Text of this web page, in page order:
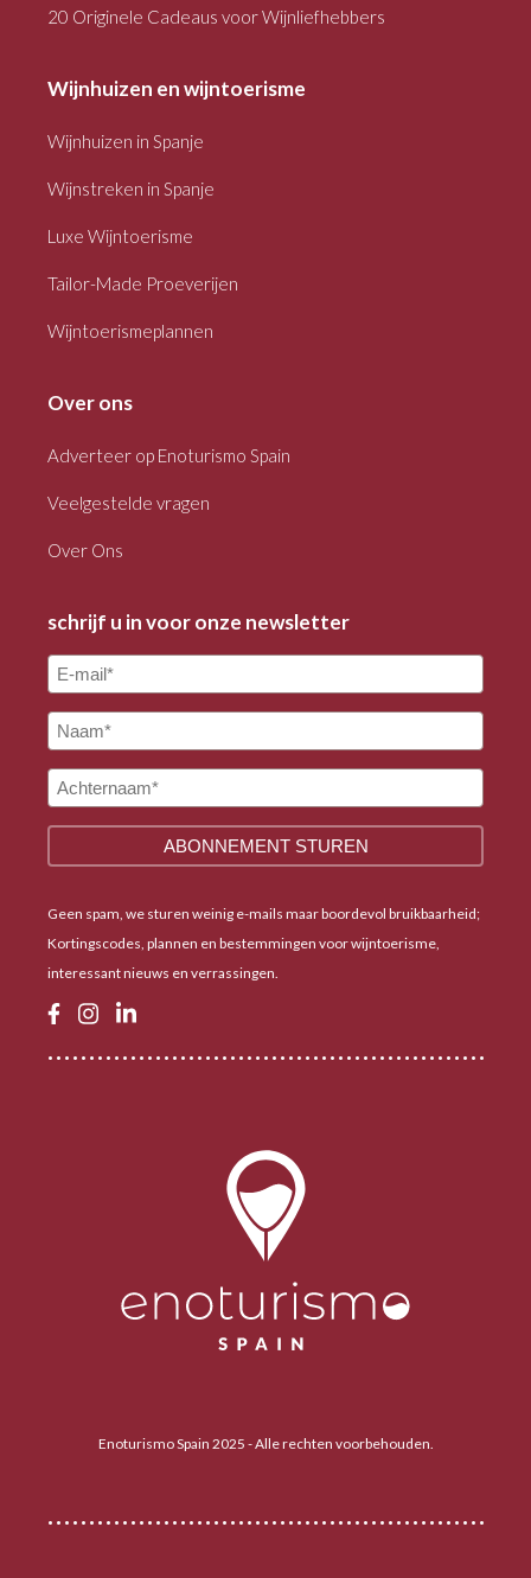
20 Originele Cadeaus voor Wijnliefhebbers
Wijnhuizen en wijntoerisme
Wijnhuizen in Spanje
Wijnstreken in Spanje
Luxe Wijntoerisme
Tailor-Made Proeverijen
Wijntoerismeplannen
Over ons
Adverteer op Enoturismo Spain
Veelgestelde vragen
Over Ons
schrijf u in voor onze newsletter
Geen spam, we sturen weinig e-mails maar boordevol bruikbaarheid;
Kortingscodes, plannen en bestemmingen voor wijntoerisme,
interessant nieuws en verrassingen.
Enoturismo Spain 2025 - Alle rechten voorbehouden.